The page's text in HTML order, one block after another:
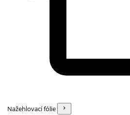
Nažehlovací fólie